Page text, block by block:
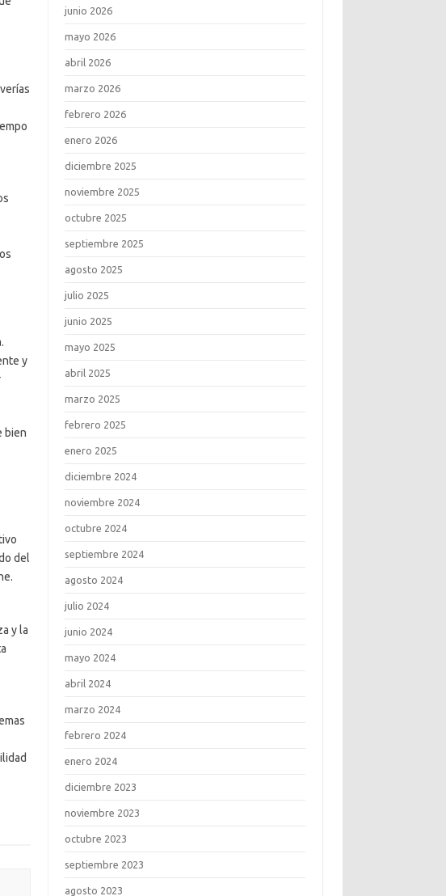
y
bien
del
y la
junio 2026
mayo 2026
abril 2026
marzo 2026
febrero 2026
enero 2026
diciembre 2025
noviembre 2025
octubre 2025
septiembre 2025
agosto 2025
julio 2025
junio 2025
mayo 2025
abril 2025
marzo 2025
febrero 2025
enero 2025
diciembre 2024
noviembre 2024
octubre 2024
septiembre 2024
agosto 2024
julio 2024
junio 2024
mayo 2024
abril 2024
marzo 2024
febrero 2024
enero 2024
diciembre 2023
noviembre 2023
octubre 2023
septiembre 2023
agosto 2023